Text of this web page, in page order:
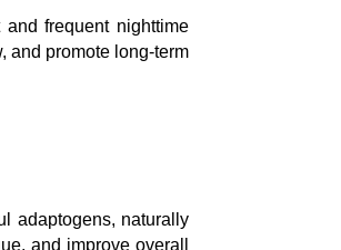
frequent nighttime
and promote long-term
adaptogens, naturally
and improve overall